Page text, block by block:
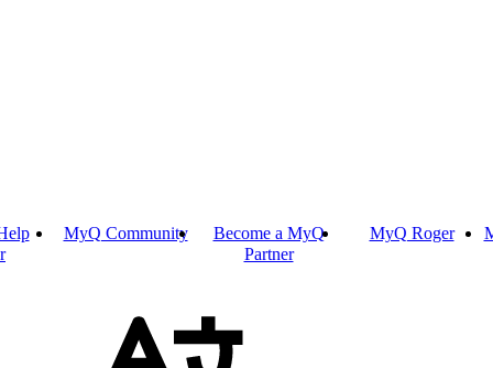
MyQ Community
Become a MyQ
Partner
MyQ Roger